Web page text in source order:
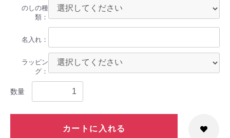
のしの種
類：
名入れ：
ラッピン
グ：
数量
カートに入れる